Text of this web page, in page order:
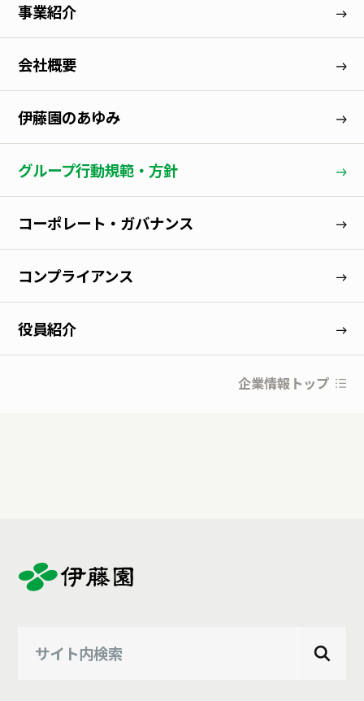
企業情報トップ
事業紹介
会社概要
伊藤園のあゆみ
グループ行動規範・方針
コーポレート・ガバナンス
コンプライアンス
役員紹介